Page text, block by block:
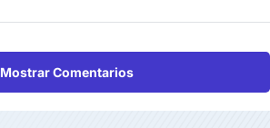
Mostrar Comentarios